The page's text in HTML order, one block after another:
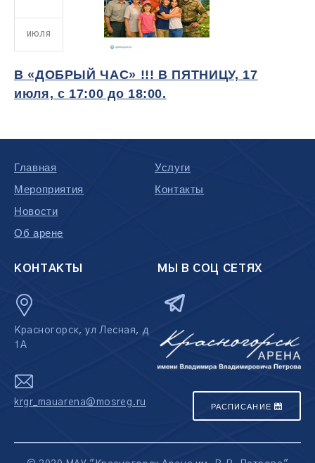
ИЮЛЯ
В «ДОБРЫЙ ЧАС» !!! В ПЯТНИЦУ, 17
июля, с 17:00 до 18:00.
Главная
Мероприятия
Новости
Об арене
Услуги
Контакты
КОНТАКТЫ
Красногорск, ул Лесная, д
1А
krgr_mauarena@mosreg.ru
МЫ В СОЦ СЕТЯХ
РАСПИСАНИЕ